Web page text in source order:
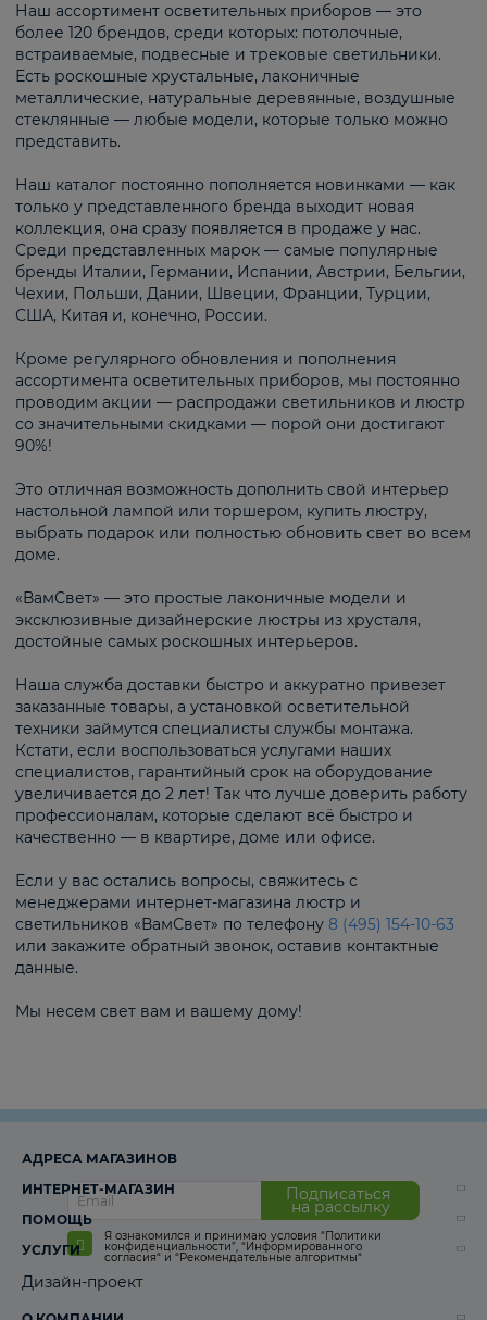
Наш ассортимент осветительных приборов — это
более 120 брендов, среди которых: потолочные,
встраиваемые, подвесные и трековые светильники.
Есть роскошные хрустальные, лаконичные
металлические, натуральные деревянные, воздушные
стеклянные — любые модели, которые только можно
представить.
Наш каталог постоянно пополняется новинками — как
только у представленного бренда выходит новая
коллекция, она сразу появляется в продаже у нас.
Среди представленных марок — самые популярные
бренды Италии, Германии, Испании, Австрии, Бельгии,
Чехии, Польши, Дании, Швеции, Франции, Турции,
США, Китая и, конечно, России.
Кроме регулярного обновления и пополнения
ассортимента осветительных приборов, мы постоянно
проводим акции — распродажи светильников и люстр
со значительными скидками — порой они достигают
90%!
Это отличная возможность дополнить свой интерьер
настольной лампой или торшером, купить люстру,
выбрать подарок или полностью обновить свет во всем
доме.
«ВамСвет» — это простые лаконичные модели и
эксклюзивные дизайнерские люстры из хрусталя,
достойные самых роскошных интерьеров.
Наша служба доставки быстро и аккуратно привезет
заказанные товары, а установкой осветительной
техники займутся специалисты службы монтажа.
Кстати, если воспользоваться услугами наших
специалистов, гарантийный срок на оборудование
увеличивается до 2 лет! Так что лучше доверить работу
профессионалам, которые сделают всё быстро и
качественно — в квартире, доме или офисе.
Если у вас остались вопросы, свяжитесь с
менеджерами интернет-магазина люстр и
светильников «ВамСвет» по телефону 8 (495) 154-10-63
или закажите обратный звонок, оставив контактные
данные.
Мы несем свет вам и вашему дому!
Подписаться
на рассылку
Я ознакомился и принимаю условия “Политики
конфиденциальности”, “Информированного
согласия“ и “Рекомендательные алгоритмы“
АДРЕСА МАГАЗИНОВ
ИНТЕРНЕТ-МАГАЗИН
ПОМОЩЬ
УСЛУГИ
Дизайн-проект